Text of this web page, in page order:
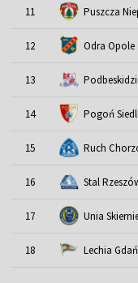
11 Puszcza
12 Odra Opole
13
14 Pogoń
15 Ruch
16 Stal
17 Unia
18 Lechia